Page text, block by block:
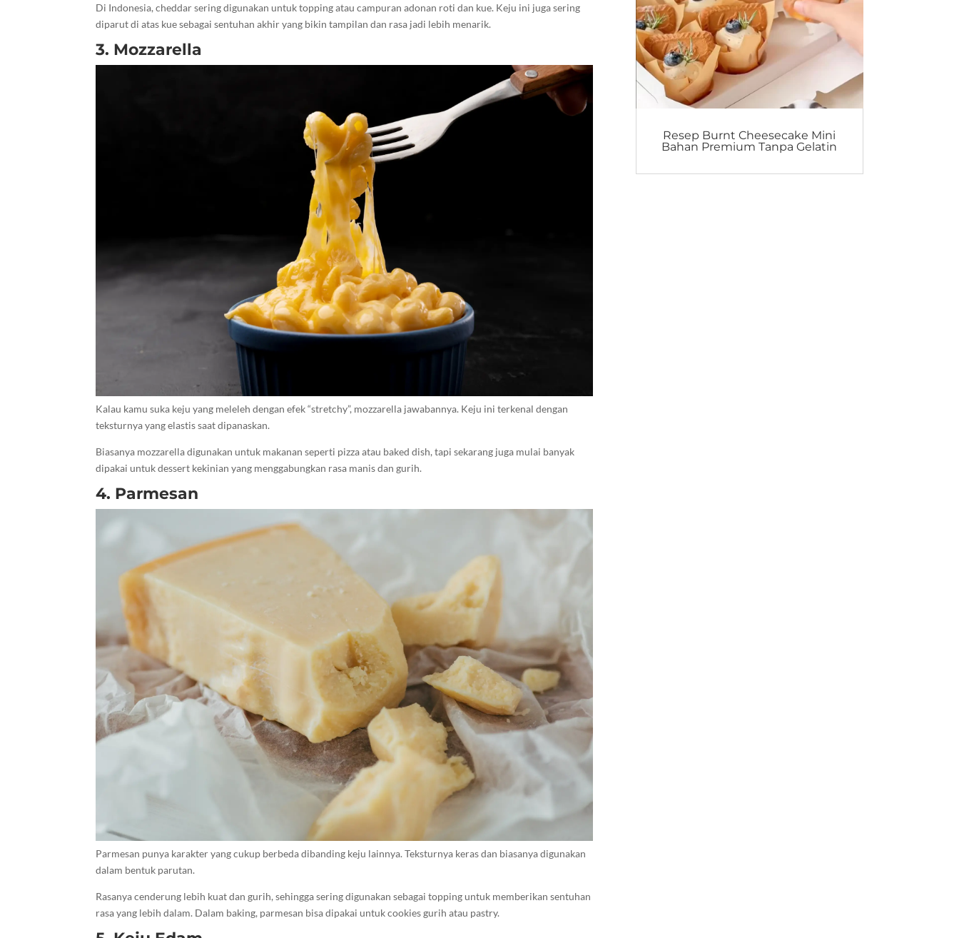
Di Indonesia, cheddar sering digunakan untuk topping atau campuran adonan roti dan kue. Keju ini juga sering
diparut di atas kue sebagai sentuhan akhir yang bikin tampilan dan rasa jadi lebih menarik.
3. Mozzarella
Kalau kamu suka keju yang meleleh dengan efek “stretchy”, mozzarella jawabannya. Keju ini terkenal dengan
teksturnya yang elastis saat dipanaskan.
Biasanya mozzarella digunakan untuk makanan seperti pizza atau baked dish, tapi sekarang juga mulai banyak
dipakai untuk dessert kekinian yang menggabungkan rasa manis dan gurih.
4. Parmesan
Parmesan punya karakter yang cukup berbeda dibanding keju lainnya. Teksturnya keras dan biasanya digunakan
dalam bentuk parutan.
Rasanya cenderung lebih kuat dan gurih, sehingga sering digunakan sebagai topping untuk memberikan sentuhan
rasa yang lebih dalam. Dalam baking, parmesan bisa dipakai untuk cookies gurih atau pastry.
Resep Burnt Cheesecake Mini
Bahan Premium Tanpa Gelatin